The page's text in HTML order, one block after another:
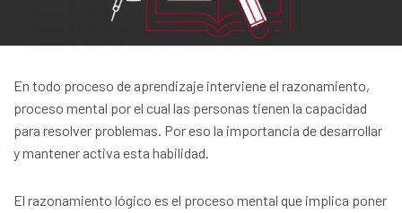
En todo proceso de aprendizaje interviene el razonamiento,
proceso mental por el cual las personas tienen la capacidad
para resolver problemas. Por eso la importancia de desarrollar
y mantener activa esta habilidad.
El razonamiento lógico es el proceso mental que implica poner